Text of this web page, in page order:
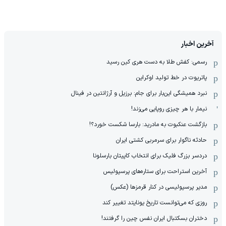
آخرین اخبار
رسمی: کفش طلا به دست هری کین رسید
پاتریوت در خط تولید اوکراین
نبرد همیشگی این‌بار برای جام: برزیل و آرژانتین در فینال
نیمار با هر چیزی روپایی می‌زند!
بازگشت عنکبوت به مادرید: بارسا شکست خورد؟!
حادثه ناگوار برای سرمربی کشتی ایران
دردسر بزرگ فلیک برای انتخاب کاپیتان بارسلونا
آخرین استراحت برای ستاره‌های پرسپولیس
مدیر پرسپولیسی در کنار قرمزها (عکس)
روزی که می‌توانست تاریخ یونایتد تغییر کند
دختران بسکتبال ایران نفس چین را گرفتند!